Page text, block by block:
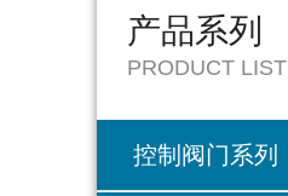
产品系列
PRODUCT LIST
控制阀门系列